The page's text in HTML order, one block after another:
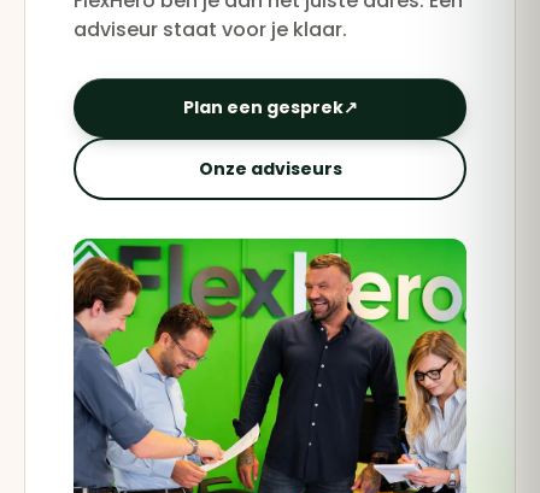
adviseur staat voor je klaar.
Plan een gesprek↗
Onze adviseurs